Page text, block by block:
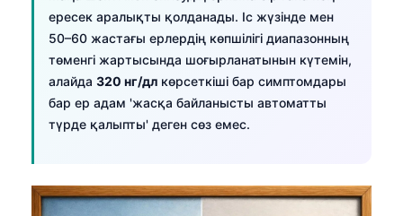
ересек аралықты қолданады. Іс жүзінде мен
50–60 жастағы ерлердің көпшілігі диапазонның
төменгі жартысында шоғырланатынын күтемін,
алайда 320 нг/дл көрсеткіші бар симптомдары
бар ер адам 'жасқа байланысты автоматты
түрде қалыпты' деген сөз емес.